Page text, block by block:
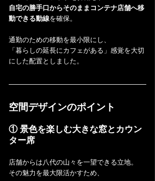
自宅の勝手口からそのままコンテナ店舗へ移
動できる動線を確保。
通勤のための移動を最小限にし、
「暮らしの延長にカフェがある」感覚を大切
にした配置としました。
空間デザインのポイント
① 景色を楽しむ大きな窓とカウン
ター席
店舗からは八代の山々を一望できる立地。
その魅力を最大限活かすため、